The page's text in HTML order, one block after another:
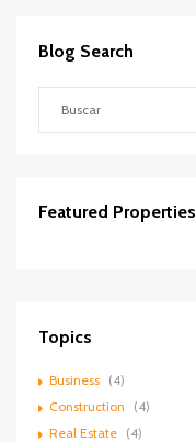
Blog Search
Featured Properties
Topics
Business (4)
Construction
(4)
Real Estate (4)